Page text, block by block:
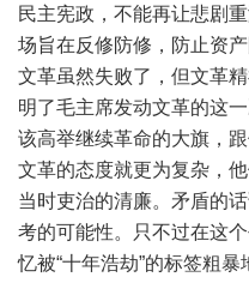
民主宪政，不能再让悲剧
场旨在反修防修，防止资
文革虽然失败了，但文革
明了毛主席发动文革的这
该高举继续革命的大旗，
文革的态度就更为复杂，
当时吏治的清廉。矛盾的
考的可能性。只不过在这
忆被“十年浩劫”的标签粗暴